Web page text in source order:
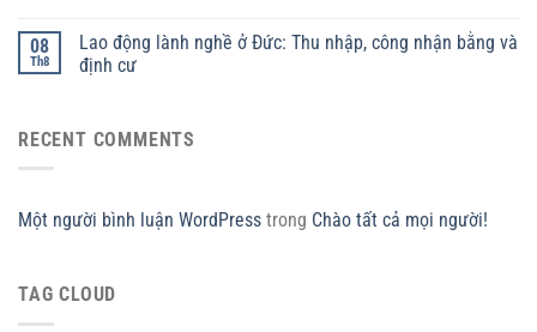
08
Th8
Lao động lành nghề ở Đức: Thu nhập, công nhận bằng và
định cư
RECENT COMMENTS
Một người bình luận WordPress trong Chào tất cả mọi người!
TAG CLOUD